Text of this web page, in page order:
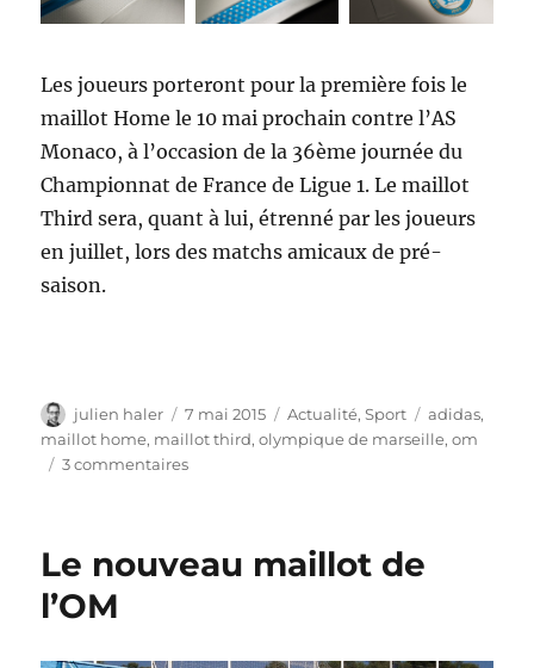
Les joueurs porteront pour la première fois le
maillot Home le 10 mai prochain contre l’AS
Monaco, à l’occasion de la 36ème journée du
Championnat de France de Ligue 1. Le maillot
Third sera, quant à lui, étrenné par les joueurs
en juillet, lors des matchs amicaux de pré-
saison.
Auteur
julien haler
Publié
le
7 mai 2015 Catégories
Actualité,Sport Étiquettes
adidas,
maillot home, maillot third,olympique de marseille,om
3 commentairessur
saison
Le nouveau maillot de
l’OM